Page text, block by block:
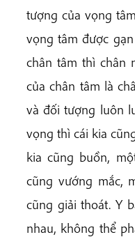
tượng của vọng
vọng tâm được
chân tâm thì chân
của chân tâm là
và đối tượng luôn
vọng thì cái kia
kia cũng buồn,
cũng vướng mắc,
cũng giải thoát. Y
nhau, không thể